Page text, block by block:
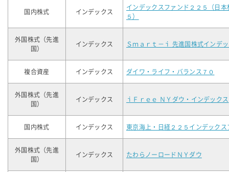
国内株式 インデックス
インデックスファンド２２５（日
５）
外国株式（先進
国）
インデックス Ｓｍａｒｔ－ｉ 先進国株式インデ
複合資産 インデックス ダイワ・ライフ・バランス７０
外国株式（先進
国）
インデックス ｉＦｒｅｅ ＮＹダウ・インデックス
国内株式 インデックス 東京海上・日経２２５インデックス
外国株式（先進
国）
インデックス たわらノーロードＮＹダウ